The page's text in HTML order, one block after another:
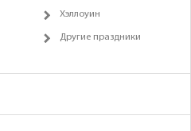
Хэллоуин
Другие праздники